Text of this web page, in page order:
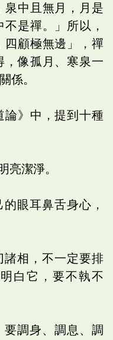
泉中且無月，月是
是禪。」所以，
四顧極無邊」，禪
，像孤月、寒泉一
係。
論》中，提到十種
亮潔淨。
眼耳鼻舌身心，
諸相，不一定要排
白它，要不執不
調身、調息、調